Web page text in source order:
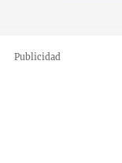
Publicidad